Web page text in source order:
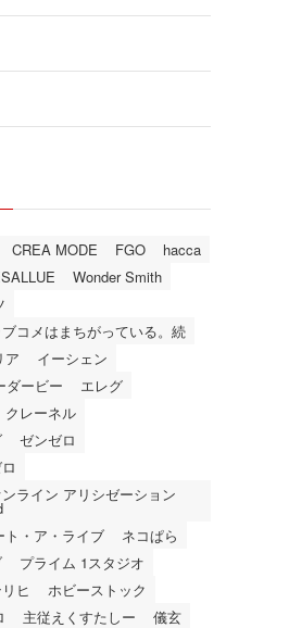
CREA MODE FGO
hacca
Wonder Smith
コメはまちがっている。続
ア
イーシェン
ダービー
エレグ
クレーネル
ゼンゼロ
ライン アリシゼーション
ト・ア・ライブ
ネコぱら
プライム 1スタジオ
ヒ
ホビーストック
主従えくすたしー
儀玄